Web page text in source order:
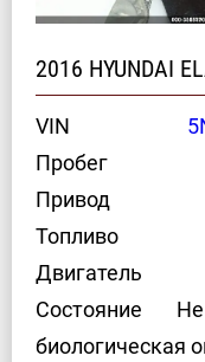
2016 HYUNDAI
VIN
Пробег
Привод
Топливо
Двигатель
Состояние
биологическая